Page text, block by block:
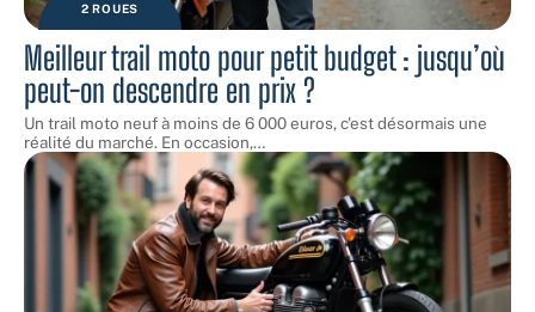
2 ROUES
Meilleur trail moto pour petit budget : jusqu’où
peut-on descendre en prix ?
Un trail moto neuf à moins de 6 000 euros, c'est désormais une
réalité du marché. En occasion,…